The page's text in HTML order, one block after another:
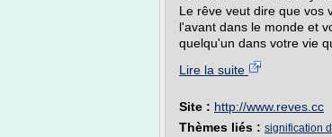
Le rêve veut dire que vos
l'avant dans le monde et
quelqu'un dans votre vie
Lire la suite
Site : http://www.reves.cc
Thèmes liés : signification